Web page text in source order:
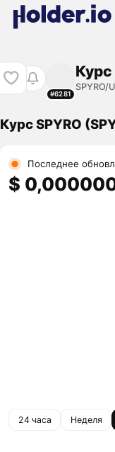
#6281
Курс
SPYRO/
Курс SPYRO
Последнее
$
24 часа Неделя